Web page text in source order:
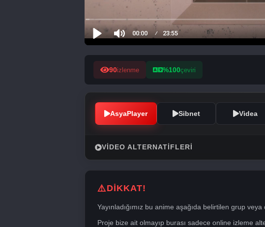
90izlenme %100çeviri
AsyaPlayer Sibnet Videa
VIDEO ALTERNATIFLERI
DİKKAT!
Yayınladığımız bu anime aşağıda belirtilen grup
Proje bize ait olmayıp burası sadece online izleme